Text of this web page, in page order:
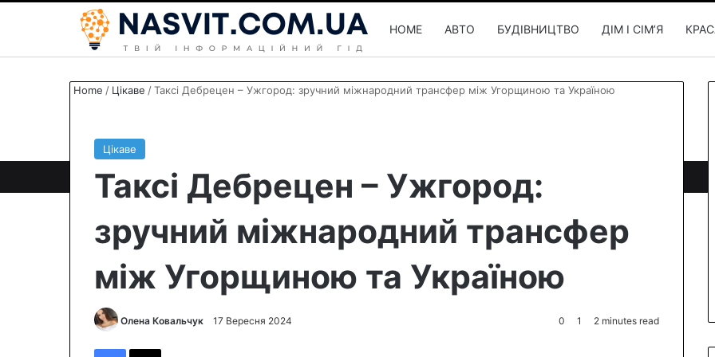
HOME АВТО БУДІВНИЦТВО ДІМ І СІМʼЯ
Home / Цікаве /Таксі Дебрецен – Ужгород: зручний міжнародний трансфер між Угорщиною та Україною
Цікаве
Таксі Дебрецен – Ужгород:
зручний міжнародний трансфер
між Угорщиною та Україною
Олена Ковальчук 17 Вересня 2024 0 1 2 minutes read
Facebook